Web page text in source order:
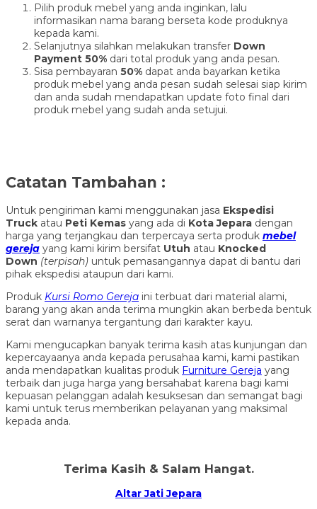
Pilih produk mebel yang anda inginkan, lalu
informasikan nama barang berseta kode produknya
kepada kami.
Selanjutnya silahkan melakukan transfer Down
Payment 50% dari total produk yang anda pesan.
Sisa pembayaran 50% dapat anda bayarkan ketika
produk mebel yang anda pesan sudah selesai siap kirim
dan anda sudah mendapatkan update foto final dari
produk mebel yang sudah anda setujui.
Catatan Tambahan :
Untuk pengiriman kami menggunakan jasa Ekspedisi
Truck atau Peti Kemas yang ada di Kota Jepara dengan
harga yang terjangkau dan terpercaya serta produk mebel
gereja yang kami kirim bersifat Utuh atau Knocked
Down (terpisah) untuk pemasangannya dapat di bantu dari
pihak ekspedisi ataupun dari kami.
Produk Kursi Romo Gereja ini terbuat dari material alami,
barang yang akan anda terima mungkin akan berbeda bentuk
serat dan warnanya tergantung dari karakter kayu.
Kami mengucapkan banyak terima kasih atas kunjungan dan
kepercayaanya anda kepada perusahaa kami, kami pastikan
anda mendapatkan kualitas produk Furniture Gereja yang
terbaik dan juga harga yang bersahabat karena bagi kami
kepuasan pelanggan adalah kesuksesan dan semangat bagi
kami untuk terus memberikan pelayanan yang maksimal
kepada anda.
Terima Kasih & Salam Hangat.
Altar Jati Jepara